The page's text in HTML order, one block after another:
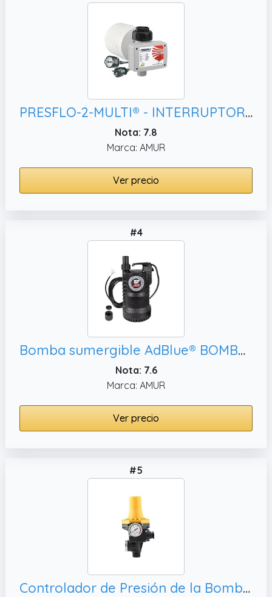
PRESFLO-2-MULTI® - INTERRUPTOR DE PRESIÓN DE CONTROL DE BOMBA inteligente para PLANTA DE AGUA DE CASA DE BOMBEO, con PROTECCIÓN DE FUNCIONAMIENTO EN SECO MONITOREO DE FUGAS y PARADA DE EMERGENCIA
Nota: 7.8
Marca: AMUR
Ver precio
#4
Bomba sumergible AdBlue® BOMBA ACUÁTICA CASA BOMBA CISTER BOMBA DE AGUA DE LLUVIA Bomba de presión sumergible TOP Multi 1 como bomba de jardín
Nota: 7.6
Marca: AMUR
Ver precio
#5
Controlador de Presión de la Bomba Controlador Bomba Agua Electrónica con Medidor Presión para el Jardín la Casa 220V